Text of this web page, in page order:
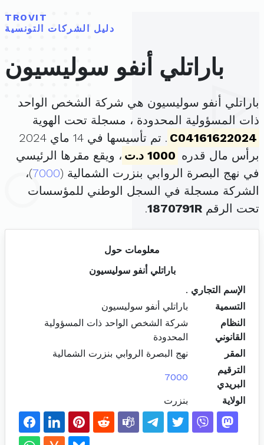
TROVIT
دليل الشركات التونسية
باراتلي أنفو سوليسيون
باراتلي أنفو سوليسيون هي شركة الشخص الواحد
ذات المسؤولية المحدودة ، مسجلة تحت الهوية
C04161622024
. تم تأسيسها في 14 ماي 2024
برأس مال قدره 1000 د.ت
، ويقع مقرها الرئيسي
في نهج البصرة الروابي بنزرت الشمالية (7000)،
الشركة مسجلة في السجل الوطني للمؤسسات
تحت الرقم 1870791R
.
معلومات حول
باراتلي أنفو سوليسيون
الإسم التجاري .
التسمية
باراتلي أنفو سوليسيون
النظام
القانوني
شركة الشخص الواحد ذات المسؤولية
المحدودة
المقر
نهج البصرة الروابي بنزرت الشمالية
الترقيم
البريدي
7000
الولاية بنزرت